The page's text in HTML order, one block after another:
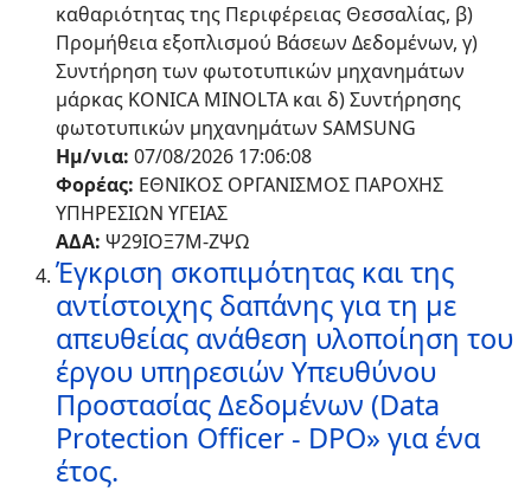
καθαριότητας της Περιφέρειας Θεσσαλίας, β)
Προμήθεια εξοπλισμού Βάσεων Δεδομένων, γ)
Συντήρηση των φωτοτυπικών μηχανημάτων
μάρκας KONICA MINOLTA και δ) Συντήρησης
φωτοτυπικών μηχανημάτων SAMSUNG
Ημ/νια: 07/08/2026 17:06:08
Φορέας: ΕΘΝΙΚΟΣ ΟΡΓΑΝΙΣΜΟΣ ΠΑΡΟΧΗΣ
ΥΠΗΡΕΣΙΩΝ ΥΓΕΙΑΣ
ΑΔΑ: Ψ29ΙΟΞ7Μ-ΖΨΩ
Έγκριση σκοπιμότητας και της
αντίστοιχης δαπάνης για τη με
απευθείας ανάθεση υλοποίηση του
έργου υπηρεσιών Υπευθύνου
Προστασίας Δεδομένων (Data
Protection Officer - DPO» για ένα
έτος.